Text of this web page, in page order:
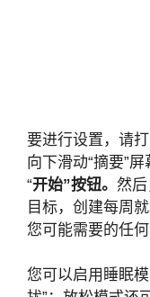
要进行设置，请打
向下滑动“摘要”
“开始”按钮。 然
目标，创建每周
您可能需要的任何
您可以启用睡眠